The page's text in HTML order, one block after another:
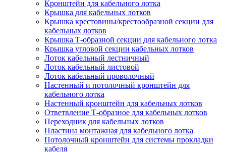
Кронштейн для кабельного лотка
Крышка для кабельных лотков
Крышка крестовины/крестообразной секции для
кабельных лотков
Крышка Т-образной секции для кабельного лотка
Крышка угловой секции кабельных лотков
Лоток кабельный лестничный
Лоток кабельный листовой
Лоток кабельный проволочный
Настенный и потолочный кронштейн для
кабельного лотка
Настенный кронштейн для кабельных лотков
Ответвление Т-образное для кабельных лотков
Переходник для кабельных лотков
Пластина монтажная для кабельного лотка
Потолочный кронштейн для системы прокладки
кабеля